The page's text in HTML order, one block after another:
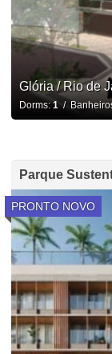
Glória / Rio de
Dorms:1/
Parque
PRONTO NOVO